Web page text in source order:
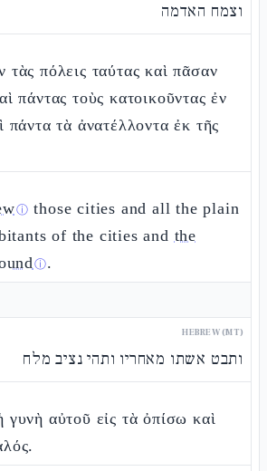
וצמח האדמה
τὰς πόλεις ταύτας καὶ πᾶσαν
πάντας τοὺς κατοικοῦντας ἐν
πάντα τὰ ἀνατέλλοντα ἐκ τῆς
ⓘ those cities and all the plain
of the cities and the
ⓘ.
HEBREW (MT)
ותבט אשתו מאחריו ותהי נציב מלח
γυνὴ αὐτοῦ εἰς τὰ ὀπίσω καὶ